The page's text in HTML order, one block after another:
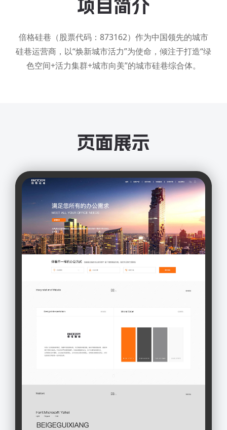
项目简介
倍格硅巷（股票代码：873162）作为中国领先的城市
硅巷运营商，以“焕新城市活力”为使命，倾注于打造“绿
色空间+活力集群+城市向美”的城市硅巷综合体。
页面展示